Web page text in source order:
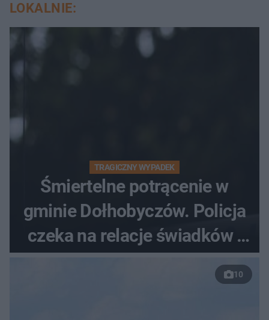
LOKALNIE:
TRAGICZNY WYPADEK
Śmiertelne potrącenie w
gminie Dołhobyczów. Policja
czeka na relacje świadków i
10